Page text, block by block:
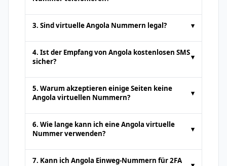
Temporäre Telefonnummern von Online-
SMS-Plattformen dienen in der Regel nur
oder das Senden von Standard-SMS
Premiumdienste können gegen Aufpreis
Anrufunterstützung bieten.
3. Sind virtuelle Angola Nummern legal? ▾
Ja. Virtuelle Nummern aus Angola sind für
Handlungen wie
SMS online empfangen
dürfen jedoch nicht für illegale Aktivitäten
verwendet werden. Benutzer müssen die
Nutzungsbedingungen der Plattform
einhalten.
4. Ist der Empfang von Angola kostenlosen SMS
sicher?
▾
Es ist sicher, kostenlose SMS online
seriösen Plattformen zu erhalten. Da
eingesehen werden können, sollten Sie
vermeiden, sensible oder private
Informationen darüber zu empfangen.
5. Warum akzeptieren einige Seiten keine
Angola virtuellen Nummern?
▾
Einige Websites blockieren Nummern von
Online-SMS-Plattformen, um Fake-
solchen Fällen einen anderen Anbieter
6. Wie lange kann ich eine Angola virtuelle
Nummer verwenden?
▾
Dies hängt von den Richtlinien des
7. Kann ich Angola Einweg-Nummern für 2FA